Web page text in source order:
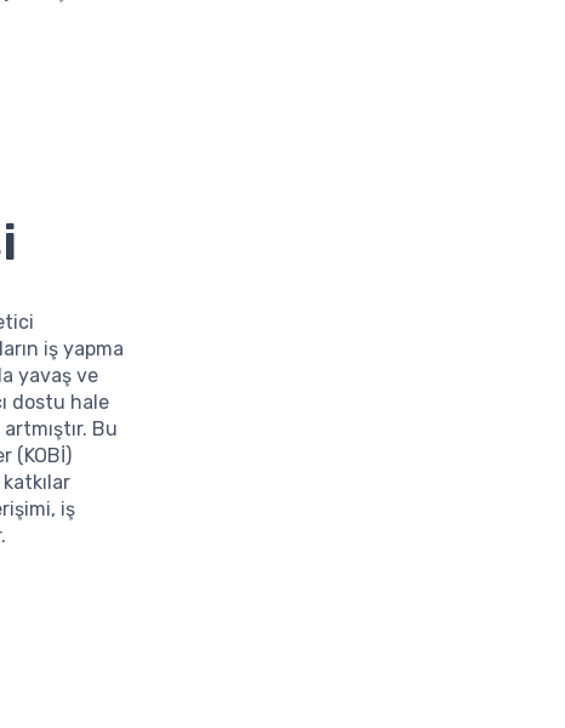
iş yapma
yavaş ve
dostu hale
Bu
(KOBİ)
iş